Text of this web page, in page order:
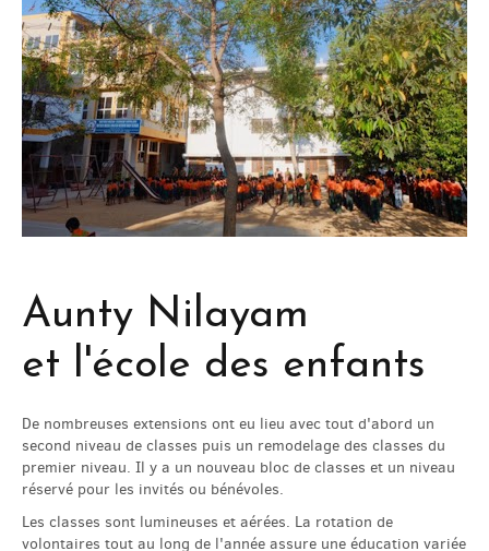
Aunty Nilayam
et l'école des enfants
De nombreuses extensions ont eu lieu avec tout d'abord un
second niveau de classes puis un remodelage des classes du
premier niveau. Il y a un nouveau bloc de classes et un niveau
réservé pour les invités ou bénévoles.
Les classes sont lumineuses et aérées. La rotation de
volontaires tout au long de l'année assure une éducation variée